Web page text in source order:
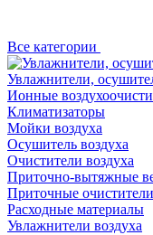
Все категории
Увлажнители,
Ионные
Климатизаторы
Мойки воздуха
Осушитель воздуха
Очистители воздуха
Приточно-вытяжные
Приточные
Расходные материалы
Увлажнители воздуха